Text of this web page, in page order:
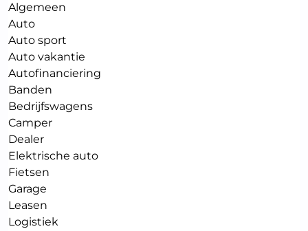
Algemeen
Auto
Auto sport
Auto vakantie
Autofinanciering
Banden
Bedrijfswagens
Camper
Dealer
Elektrische auto
Fietsen
Garage
Leasen
Logistiek